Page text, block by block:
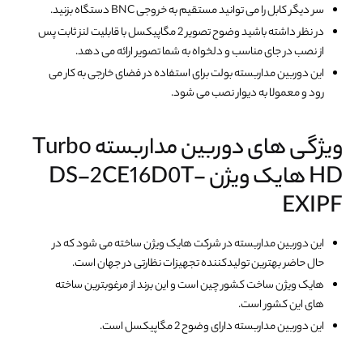
سر دیگر کابل را می توانید مستقیم به خروجی BNC دستگاه بزنید.
در نظر داشته باشید وضوح تصویر 2 مگاپیکسل با قابلیت لنز ثابت پس
از نصب در جای مناسب و دلخواه به شما تصویر ارائه می دهد.
این دوربین مداربسته بولت برای استفاده در فضای خارجی به کار می
رود و معمولا به دیوار نصب می شود.
ویژگی های دوربین مداربسته Turbo
HD هایک ویژن DS-2CE16D0T-
EXIPF
این دوربین مداربسته در شرکت هایک ویژن ساخته می شود که در
حال حاضر بهترین تولیدکننده تجهیزات نظارتی در جهان است.
هایک ویژن ساخت کشور چین است و این برند از مرغوبترین ساخته
های این کشور است.
این دوربین مداربسته دارای وضوح 2 مگاپیکسل است.